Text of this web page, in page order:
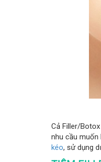
Cả Filler/
nhu cầu muốn l
kéo, sử dụng